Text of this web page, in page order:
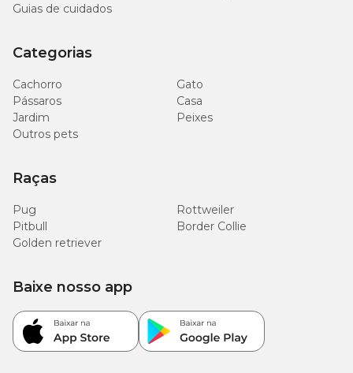
Guias de cuidados
Categorias
Cachorro
Gato
Pássaros
Casa
Jardim
Peixes
Outros pets
Raças
Pug
Rottweiler
Pitbull
Border Collie
Golden retriever
Baixe nosso app